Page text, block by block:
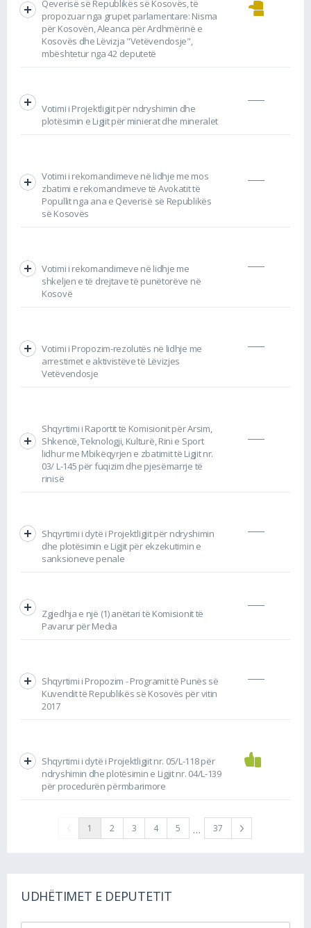
Qeverisë së Republikës së Kosovës, të
propozuar nga grupet parlamentare: Nisma
për Kosovën, Aleanca për Ardhmërinë e
Kosovës dhe Lëvizja "Vetëvendosje",
mbështetur nga 42 deputetë
Votimi i Projektligjit për ndryshimin dhe
plotësimin e Ligjit për minierat dhe mineralet
Votimi i rekomandimeve në lidhje me mos
zbatimi e rekomandimeve të Avokatit të
Popullit nga ana e Qeverisë së Republikës
së Kosovës
Votimi i rekomandimeve në lidhje me
shkeljen e të drejtave të punëtorëve në
Kosovë
Votimi i Propozim-rezolutës në lidhje me
arrestimet e aktivistëve të Lëvizjes
Vetëvendosje
Shqyrtimi i Raportit të Komisionit për Arsim,
Shkencë, Teknologji, Kulturë, Rini e Sport
lidhur me Mbikëqyrjen e zbatimit të Ligjit nr.
03/ L-145 për fuqizim dhe pjesëmarrje të
rinisë
Shqyrtimi i dytë i Projektligjit për ndryshimin
dhe plotësimin e Ligjit për ekzekutimin e
sanksioneve penale
Zgjedhja e një (1) anëtari të Komisionit të
Pavarur për Media
Shqyrtimi i Propozim - Programit të Punës së
Kuvendit të Republikës së Kosovës për vitin
2017
Shqyrtimi i dytë i Projektligjit nr. 05/L-118 për
ndryshimin dhe plotësimin e Ligjit nr. 04/L-139
për procedurën përmbarimore
1 2 3 4 5 … 37
UDHËTIMET E DEPUTETIT